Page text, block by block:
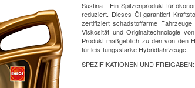
Sustina - Ein Spitzenprodukt für
reduziert. Dieses Öl garantiert
zertifiziert schadstoffarme
Viskosität und Originaltechnologie
Produkt maßgeblich zu den von den
für leis-tungsstarke Hybridfahrzeuge.
SPEZIFIKATIONEN UND FREIGABEN: